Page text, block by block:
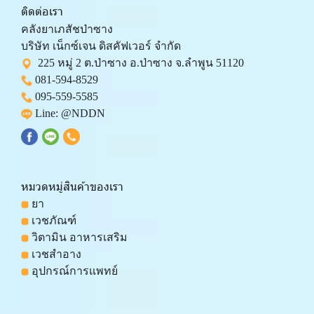
ติดต่อเรา
คลังยาเภสัชป่าซาง
บริษัท เน็กซ์เจน ดิสคัฟเวอร์ จำกัด
225 หมู่ 2 ต.ป่าซาง อ.ป่าซาง จ.ลำพูน 51120
081-594-8529
095-559-5585
Line: @NDDN
หมวดหมู่สินค้าของเรา
ยา
เวชภัณฑ์
วิตามิน อาหารเสริม
เวชสำอาง
อุปกรณ์การแพทย์